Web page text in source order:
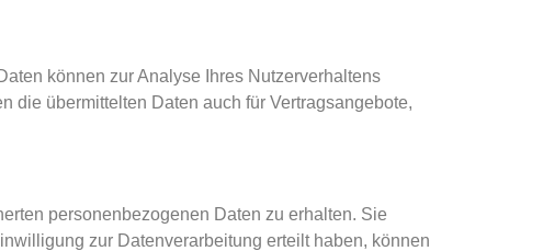
können zur Analyse Ihres Nutzerverhaltens
die übermittelten Daten auch für Vertragsangebote,
personenbezogenen Daten zu erhalten. Sie
zur Datenverarbeitung erteilt haben, können